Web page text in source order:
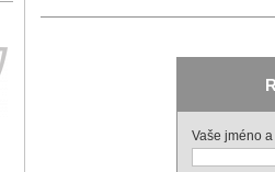
Vaše jméno